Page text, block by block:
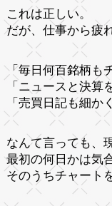
これは正しい。
だが、仕事から疲
「毎日何百銘柄も
「ニュースと決算
「売買日記も細か
なんて言っても、
最初の何日かは気
そのうちチャート